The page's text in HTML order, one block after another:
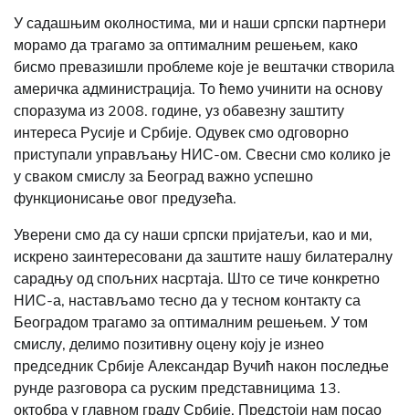
У садашњим околностима, ми и наши српски партнери
морамо да трагамо за оптималним решењем, како
бисмо превазишли проблеме које је вештачки створила
америчка администрација. То ћемо учинити на основу
споразума из 2008. године, уз обавезну заштиту
интереса Русије и Србије. Одувек смо одговорно
приступали управљању НИС-ом. Свесни смо колико је
у сваком смислу за Београд важно успешно
функционисање овог предузећа.
Уверени смо да су наши српски пријатељи, као и ми,
искрено заинтересовани да заштите нашу билатералну
сарадњу од спољних насртаја. Што се тиче конкретно
НИС-а, настављамо тесно да у тесном контакту са
Београдом трагамо за оптималним решењем. У том
смислу, делимо позитивну оцену коју је изнео
председник Србије Александар Вучић након последње
рунде разговора са руским представницима 13.
октобра у главном граду Србије. Предстоји нам посао